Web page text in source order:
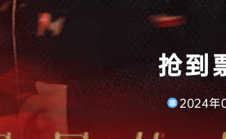
抢
2024年